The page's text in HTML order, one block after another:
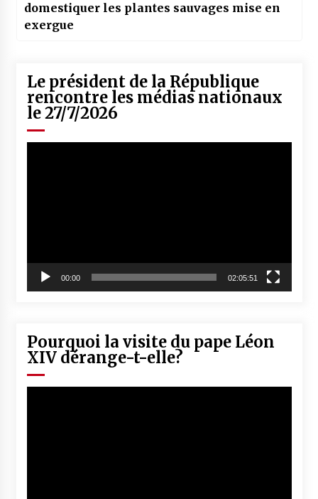
domestiquer les plantes sauvages mise en
exergue
Le président de la République
rencontre les médias nationaux
le 27/7/2026
00:00 02:05:51
Pourquoi la visite du pape Léon
XIV dérange-t-elle?